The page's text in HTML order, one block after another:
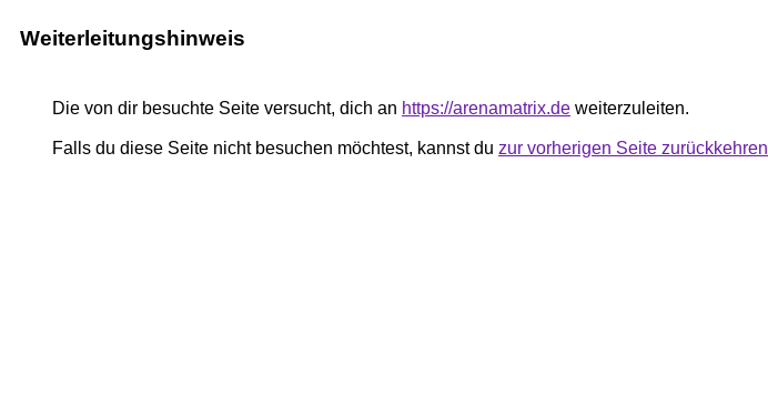
Weiterleitungshinweis
Die von dir besuchte Seite versucht, dich an https://arenamatrix.de weiterzuleiten.
Falls du diese Seite nicht besuchen möchtest, kannst du zur vorherigen Seite zurückkehren